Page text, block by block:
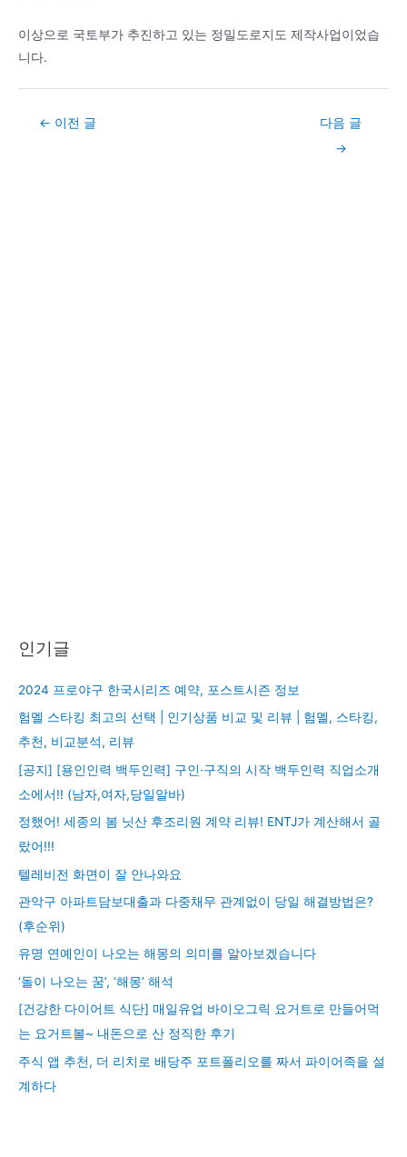
이상으로 국토부가 추진하고 있는 정밀도로지도 제작사업이었습
니다.
Post← 이전 글
다음 글
→
인기글
2024 프로야구 한국시리즈 예약, 포스트시즌 정보
험멜 스타킹 최고의 선택 | 인기상품 비교 및 리뷰 | 험멜, 스타킹,
추천, 비교분석, 리뷰
[공지] [용인인력 백두인력] 구인·구직의 시작 백두인력 직업소개
소에서!! (남자,여자,당일알바)
정했어! 세종의 봄 닛산 후조리원 계약 리뷰! ENTJ가 계산해서 골
랐어!!!
텔레비전 화면이 잘 안나와요
관악구 아파트담보대출과 다중채무 관계없이 당일 해결방법은?
(후순위)
유명 연예인이 나오는 해몽의 의미를 알아보겠습니다
‘돌이 나오는 꿈’, ‘해몽’ 해석
[건강한 다이어트 식단] 매일유업 바이오그릭 요거트로 만들어먹
는 요거트볼~ 내돈으로 산 정직한 후기
주식 앱 추천, 더 리치로 배당주 포트폴리오를 짜서 파이어족을 설
계하다